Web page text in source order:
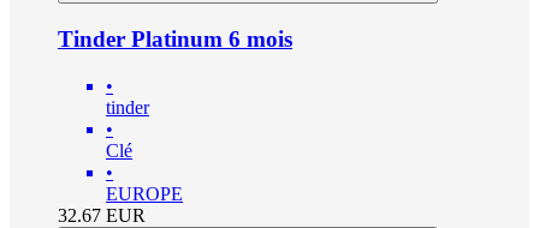
Tinder Platinum 6 mois
•
tinder
•
Clé
•
EUROPE
32.67 EUR